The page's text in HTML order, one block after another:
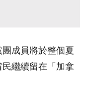
成員將於整個夏
繼續留在「加拿